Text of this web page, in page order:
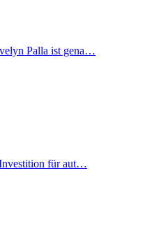
Palla ist gena…
für aut…